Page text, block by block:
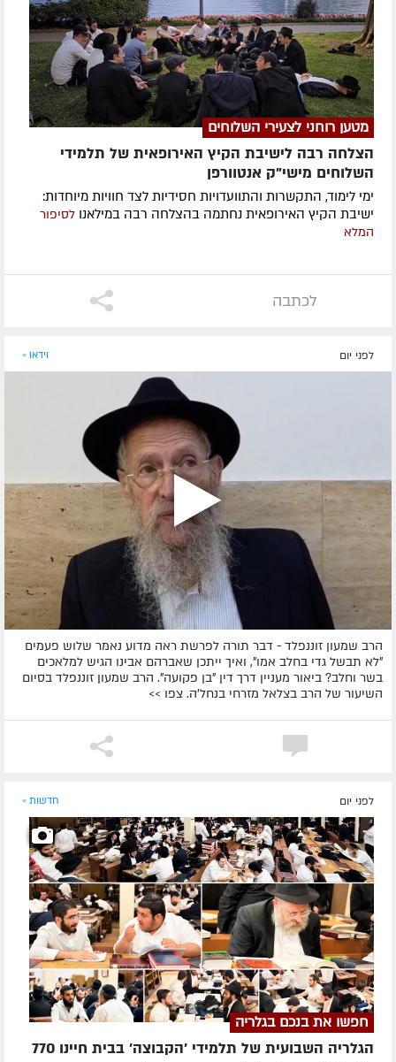
מטען רוחני לצעירי השלוחים
הצלחה רבה לישיבת הקיץ האירופאית של תלמידי
השלוחים מישי"ק אנטוורפן
ימי לימוד, התקשרות והתוועדויות חסידיות לצד חוויות מיוחדות:
ישיבת הקיץ האירופאית נחתמה בהצלחה רבה במילאנו לסיפור
המלא
לכתבה
לפני יום וידאו »
הרב שמעון זוננפלד - דבר תורה לפרשת ראה מדוע נאמר שלוש פעמים
"לא תבשל גדי בחלב אמו", ואיך ייתכן שאברהם אבינו הגיש למלאכים
בשר וחלב? ביאור מעניין דרך דין "בן פקועה". הרב שמעון זוננפלד בסיום
השיעור של הרב בצלאל מזרחי בנחל'ה. צפו >>
לפני יום חדשות »
חפשו את בנכם בגלריה
הגלריה השבועית של תלמידי 'הקבוצה' בבית חיינו 770